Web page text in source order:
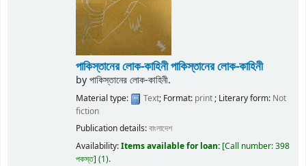
পাকিস্তানের লোক-কাহিনীপাকিস্তানের লোক-কাহিনী
byপাকিস্তানের লোক-কাহিনী.
Material type: Text; Format: print; Literary form: Not
fiction
Publication details:বাংলাদেশ
Availability:Items available for loan: Call number:398
পকস্ত (1).